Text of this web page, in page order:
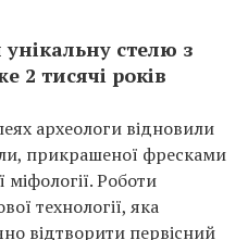
стелю з
2 тисячі років
археологи відновили
прикрашеної фресками
Роботи
технології, яка
відтворити первісний